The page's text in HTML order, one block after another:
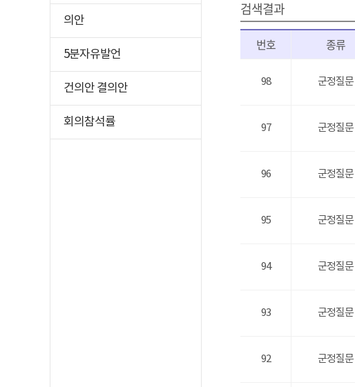
의안
5분자유발언
건의안 결의안
회의참석률
검색결과
번호 종류
98 군정질문
97 군정질문
96 군정질문
95 군정질문
94 군정질문
93 군정질문
92 군정질문